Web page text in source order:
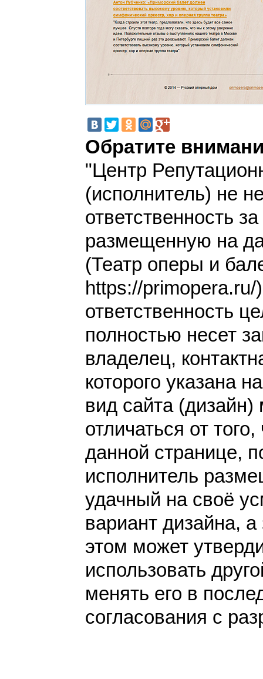
Обратите
"Центр
(исполнитель) не
ответственность
размещенную на
(Театр оперы и
https://
ответственность
полностью несет
владелец,
которого указана
вид сайта (дизайн)
отличаться от
данной странице,
исполнитель
удачный на своё
вариант дизайна, а
этом может
использовать
менять его в
согласования с